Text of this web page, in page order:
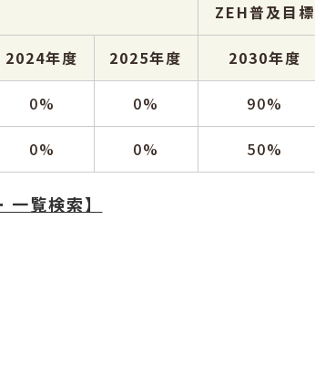
ZEH普及目標
2024年度 2025年度 2030年度
0% 0% 90%
0% 0% 50%
覧検索】